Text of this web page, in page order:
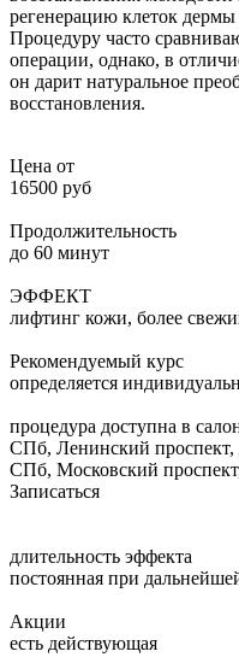
регенерацию клеток
Процедуру часто
операции, однако, в
он дарит натуральное
восстановления.
Цена от
16500 руб
Продолжительность
до 60 минут
ЭФФЕКТ
лифтинг кожи, более
Рекомендуемый курс
определяется
процедура доступна в
СПб, Ленинский проспект,
СПб, Московский
Записаться
длительность эффекта
постоянная при
Акции
есть действующая